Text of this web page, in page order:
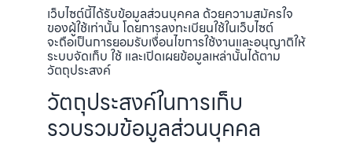
เว็บไซต์นี้ได้รับข้อมูลส่วนบุคคล ด้วยความสมัครใจ
ของผู้ใช้เท่านั้น โดยการลงทะเบียนใช้ในเว็บไซต์
จะถือเป็นการยอมรับเงื่อนไขการใช้งานและอนุญาติให้
ระบบจัดเก็บ ใช้ และเปิดเผยข้อมูลเหล่านั้นได้ตาม
วัตถุประสงค์
วัตถุประสงค์ในการเก็บ
รวบรวมข้อมูลส่วนบุคคล